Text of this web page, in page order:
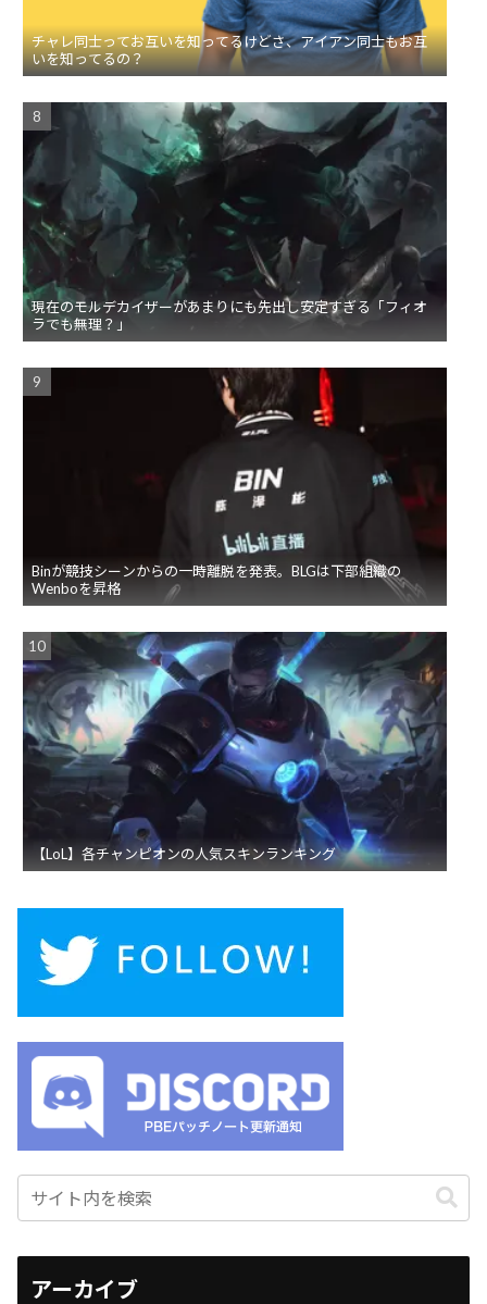
チャレ同士ってお互いを知ってるけどさ、アイアン同士もお互
いを知ってるの？
現在のモルデカイザーがあまりにも先出し安定すぎる「フィオ
ラでも無理？」
Binが競技シーンからの一時離脱を発表。BLGは下部組織の
Wenboを昇格
【LoL】各チャンピオンの人気スキンランキング
アーカイブ